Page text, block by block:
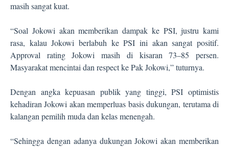
masih sangat kuat.
“Soal Jokowi akan memberikan dampak ke PSI, justru kami
rasa, kalau Jokowi berlabuh ke PSI ini akan sangat positif.
Approval rating Jokowi masih di kisaran 73–85 persen.
Masyarakat mencintai dan respect ke Pak Jokowi,” tuturnya.
Dengan angka kepuasan publik yang tinggi, PSI optimistis
kehadiran Jokowi akan memperluas basis dukungan, terutama di
kalangan pemilih muda dan kelas menengah.
“Sehingga dengan adanya dukungan Jokowi akan memberikan